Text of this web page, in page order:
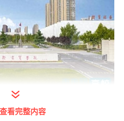
成育人“压舱石”
看完整内容